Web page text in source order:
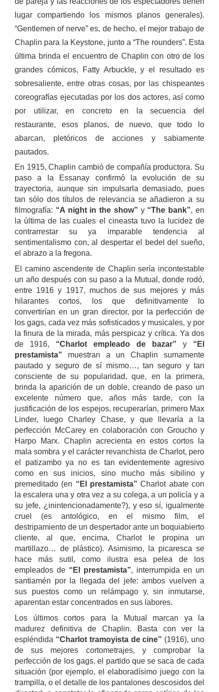
lugar compartiendo los mismos planos generales).
“Gentlemen of nerve” es, de hecho, el mejor trabajo de
Chaplin para la Keystone, junto a “The rounders”. Esta
última brinda el encuentro de Chaplin con otro de los
grandes cómicos, Fatty Arbuckle, y el resultado es
sobresaliente, entre otras cosas, por las chispeantes
coreografías ejecutadas por los dos actores, así como
por utilizar, en concreto en la secuencia del
restaurante, esos planos, de nuevo, que todo lo
abarcan, pletóricos de acciones y sabiamente
pautados.
En 1915, Chaplin cambió de compañía productora. Su
paso a la Essanay confirmó la evolución de su
trayectoria, aunque sin impulsarla demasiado, pues
tan sólo dos títulos de relevancia se añadieron a su
filmografía: “A night in the show” y “The bank”, en
la última de las cuales el cineasta tuvo la lucidez de
contrarrestar su ya imparable tendencia al
sentimentalismo con, al despertar el bedel del sueño,
el abrazo a la fregona.
El camino ascendente de Chaplin sería incontestable
un año después con su paso a la Mutual, donde rodó,
entre 1916 y 1917, muchos de sus mejores y más
hilarantes cortos, los que definitivamente lo
convertirían en un gran director, por la perfección de
los gags, cada vez más sofisticados y musicales, y por
la finura de la mirada, más perspicaz y crítica. Ya dos
de 1916, “Charlot empleado de bazar” y “El
prestamista” muestran a un Chaplin sumamente
pautado y seguro de sí mismo…, tan seguro y tan
consciente de su popularidad, que, en la primera,
brinda la aparición de un doble, creando de paso un
excelente número que, años más tarde, con la
justificación de los espejos, recuperarían, primero Max
Linder, luego Charley Chase, y que llevaría a la
perfección McCarey en colaboración con Groucho y
Harpo Marx. Chaplin acrecienta en estos cortos la
mala sombra y el carácter revanchista de Charlot, pero
el patizambo ya no es tan evidentemente agresivo
como en sus inicios, sino mucho más sibilino y
premeditado (en “El prestamista” Charlot abate con
la escalera una y otra vez a su colega, a un policía y a
su jefe, ¿inintencionadamente?), y eso sí, igualmente
cruel (es antológico, en el mismo film, el
destripamiento de un despertador ante un boquiabierto
cliente, al que, encima, Charlot le propina un
martillazo… de plástico). Asimismo, la picaresca se
hace más sutil, como ilustra esa pelea de los
empleados de “El prestamista”, interrumpida en un
santiamén por la llegada del jefe: ambos vuelven a
sus puestos como un relámpago y, sin inmutarse,
aparentan estar concentrados en sus labores.
Los últimos cortos para la Mutual marcan ya la
madurez definitiva de Chaplin. Basta con ver la
espléndida “Charlot tramoyista de cine” (1916), uno
de sus mejores cortometrajes, y comprobar la
perfección de los gags, el partido que se saca de cada
situación (por ejemplo, el elaboradísimo juego con la
trampilla, o el detalle de los pantalones descosidos del